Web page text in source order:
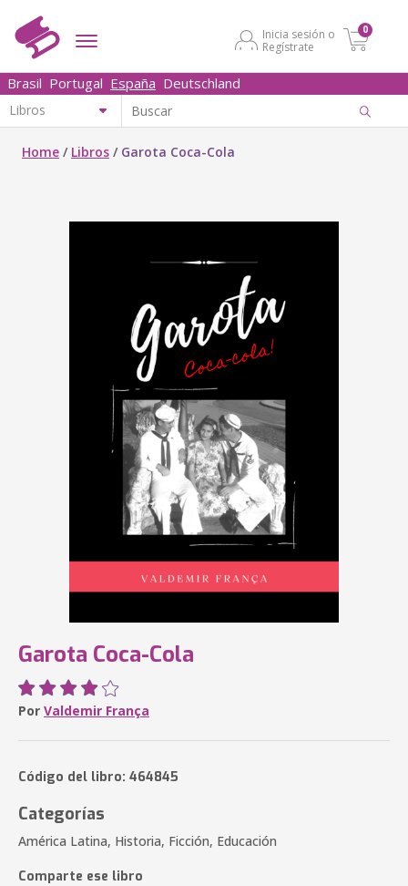
Inicia sesión o
Regístrate
0
Brasil Portugal España Deutschland
Home / Libros / Garota Coca-Cola
Garota Coca-Cola
Por Valdemir França
Código del libro: 464845
Categorías
América Latina, Historia, Ficción, Educación
Comparte ese libro